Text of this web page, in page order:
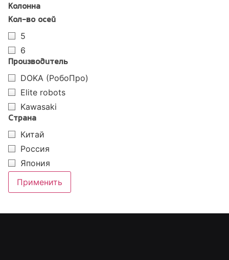
Колонна
Кол-во осей
5
6
Производитель
DOKA (РобоПро)
Elite robots
Kawasaki
Страна
Китай
Россия
Япония
Применить